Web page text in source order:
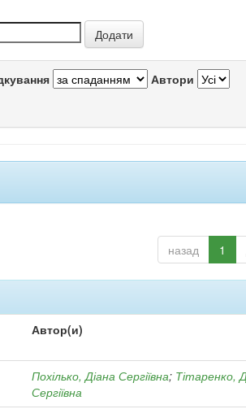
Автори
назад 1
Автор(и)
Похілько, Діана Сергіївна; Тітаренко,
Сергіївна